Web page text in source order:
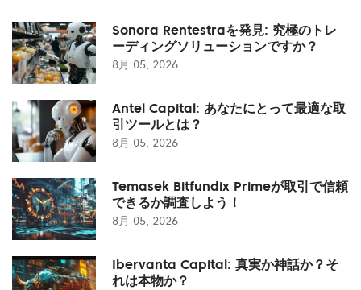
Sonora Rentestraを発見: 究極のトレ
ーディングソリューションですか？
8月 05, 2026
Antel Capital: あなたにとって最適な取
引ツールとは？
8月 05, 2026
Temasek Bitfundix Primeが取引で信頼
できるか調査しよう！
8月 05, 2026
Ibervanta Capital: 真実か神話か？そ
れは本物か？